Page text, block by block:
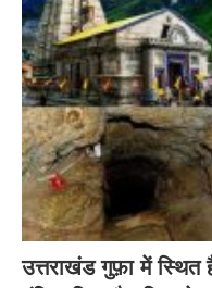
उत्तराखंड गुफ़ा में